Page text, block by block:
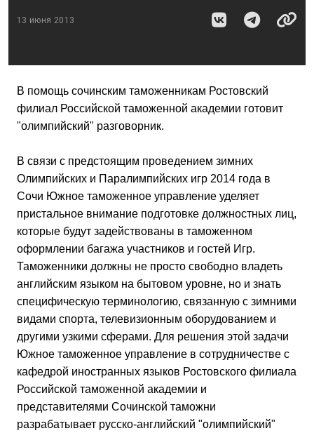
13 июня 2013
В помощь сочинским таможенникам Ростовский
филиал Российской таможенной академии готовит
"олимпийский" разговорник.
В связи с предстоящим проведением зимних
Олимпийских и Паралимпийских игр 2014 года в
Сочи Южное таможенное управление уделяет
пристальное внимание подготовке должностных лиц,
которые будут задействованы в таможенном
оформлении багажа участников и гостей Игр.
Таможенники должны не просто свободно владеть
английским языком на бытовом уровне, но и знать
специфическую терминологию, связанную с зимними
видами спорта, телевизионным оборудованием и
другими узкими сферами. Для решения этой задачи
Южное таможенное управление в сотрудничестве с
кафедрой иностранных языков Ростовского филиала
Российской таможенной академии и
представителями Сочинской таможни
разрабатывает русско-английский "олимпийский"